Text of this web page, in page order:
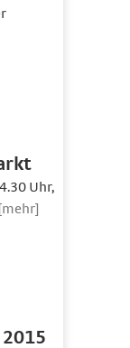
Uhr,
[mehr]